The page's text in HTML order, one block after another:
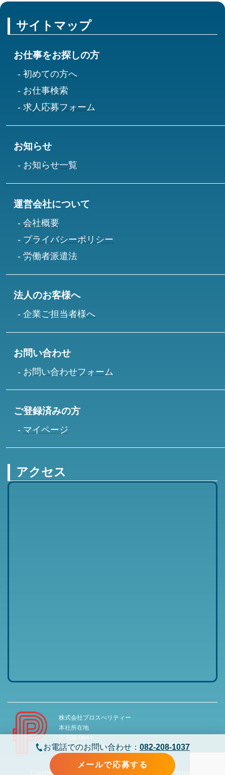
お電話でのお問い合わせ： 082-208-1037
メールで応募する
サイトマップ
お仕事をお探しの方
初めての方へ
お仕事検索
求人応募フォーム
お知らせ
お知らせ一覧
運営会社について
会社概要
プライバシーポリシー
労働者派遣法
法人のお客様へ
企業ご担当者様へ
お問い合わせ
お問い合わせフォーム
ご登録済みの方
マイページ
アクセス
株式会社プロスぺリティー
本社所在地
〒 730-0844
広島市中区舟入幸町22-8 ニチエイ第一ビル 3階
Copyright © 株式会社 プロスペリティー All Rights Reserved.